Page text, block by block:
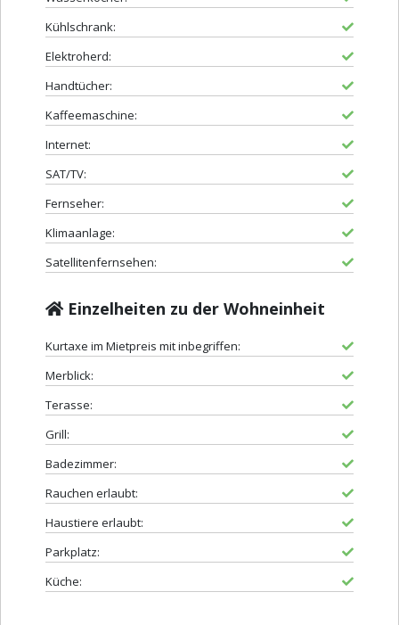
Kühlschrank:
Elektroherd:
Handtücher:
Kaffeemaschine:
Internet:
SAT/TV:
Fernseher:
Klimaanlage:
Satellitenfernsehen:
Einzelheiten zu der Wohneinheit
Kurtaxe im Mietpreis mit inbegriffen:
Merblick:
Terasse:
Grill:
Badezimmer:
Rauchen erlaubt:
Haustiere erlaubt:
Parkplatz:
Küche: